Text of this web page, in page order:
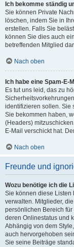
Ich bekomme ständig
Sie können Private
löschen, indem Sie in
erstellen. Falls Sie
können Sie dies auch
betreffenden Mitglied
Nach oben
Ich habe eine Spam-
Es tut uns leid, das zu
identifizieren sollen. Sie
Sie bekommen haben,
(Headers)
E-Mail verschickt hat.
Nach oben
Freunde und
Wozu benötige ich die
Sie können diese Listen
verwalten. Mitglieder,
persönlichen Bereich
deren Onlinestatus und
Abhängig von dem
auch hervorgehoben
Sie seine Beiträge